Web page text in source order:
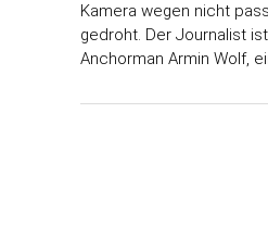
Kamera wegen nicht
gedroht. Der Journalist
Anchorman Armin Wolf,